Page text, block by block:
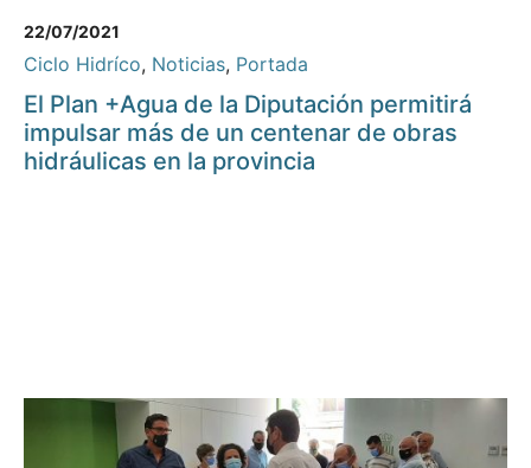
22/07/2021
Ciclo Hidríco, Noticias, Portada
El Plan +Agua de la Diputación permitirá
impulsar más de un centenar de obras
hidráulicas en la provincia